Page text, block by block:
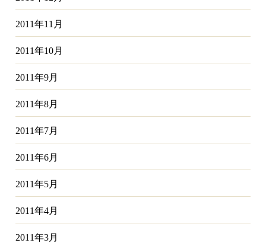
2011年11月
2011年10月
2011年9月
2011年8月
2011年7月
2011年6月
2011年5月
2011年4月
2011年3月